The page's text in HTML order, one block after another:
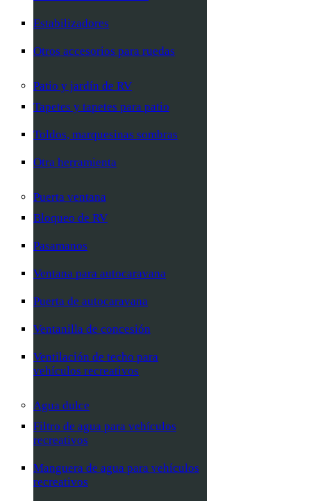
Estabilizadores
Otros accesorios para ruedas
Patio y jardín de RV
Tapetes y tapetes para patio
Toldos, marquesinas sombras
Otra herramienta
Puerta ventana
Bloqueo de RV
Pasamanos
Ventana para autocaravana
Puerta de autocaravana
Ventanilla de concesión
Ventilación de techo para
vehículos recreativos
Agua dulce
Filtro de agua para vehículos
recreativos
Manguera de agua para vehículos
recreativos